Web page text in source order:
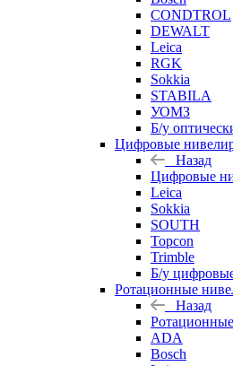
CONDTROL
DEWALT
Leica
RGK
Sokkia
STABILA
УОМЗ
Б/у
Цифровые
Назад
Цифровые
Leica
Sokkia
SOUTH
Topcon
Trimble
Б/у
Ротационные
Назад
ADA
Bosch